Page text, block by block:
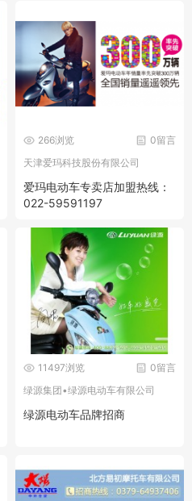
0留言
266浏览
天津爱玛科技股份有限公司
爱玛电动车专卖店加盟热线：
022-59591197
0留言
11497浏览
绿源集团•绿源电动车有限公司
绿源电动车品牌招商